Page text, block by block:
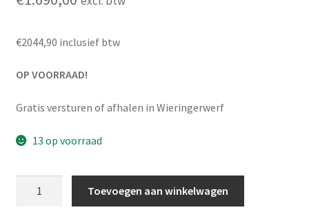
€2044,90 inclusief btw
OP VOORRAAD!
Gratis versturen of afhalen in Wieringerwerf
13 op voorraad
Toevoegen aan winkelwagen